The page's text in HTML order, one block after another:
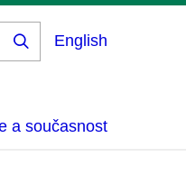
English
a současnost